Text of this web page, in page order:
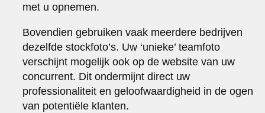
met u opnemen.
Bovendien gebruiken vaak meerdere bedrijven
dezelfde stockfoto’s. Uw ‘unieke’ teamfoto
verschijnt mogelijk ook op de website van uw
concurrent. Dit ondermijnt direct uw
professionaliteit en geloofwaardigheid in de ogen
van potentiële klanten.